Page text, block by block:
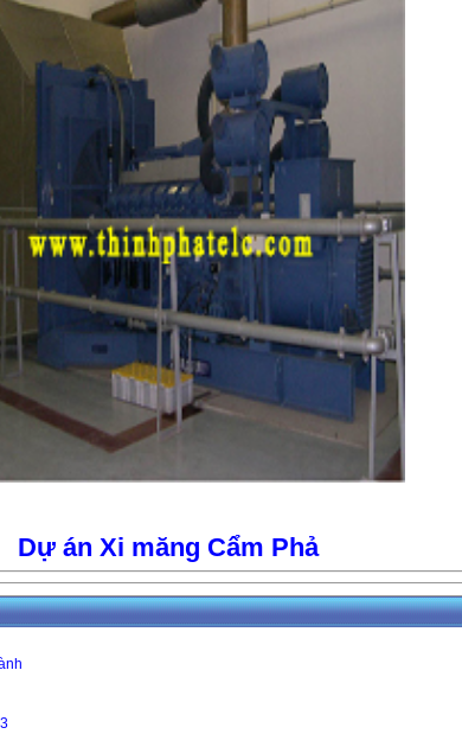
Dự án Xi măng Cẩm Phả